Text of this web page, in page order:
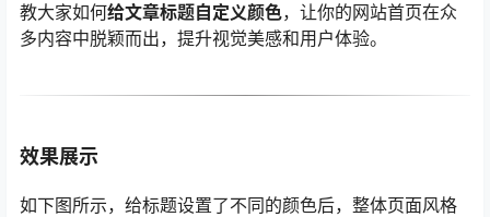
教大家如何给文章标题自定义颜色，让你的网站首页在众
多内容中脱颖而出，提升视觉美感和用户体验。
效果展示
如下图所示，给标题设置了不同的颜色后，整体页面风格